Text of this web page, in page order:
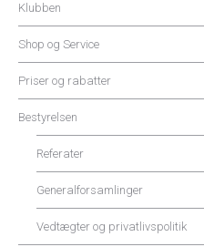
Klubben
Shop og Service
Priser og rabatter
Bestyrelsen
Referater
Generalforsamlinger
Vedtægter og privatlivspolitik